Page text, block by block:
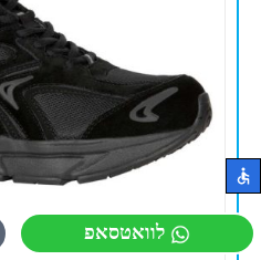
לוואטסאפ